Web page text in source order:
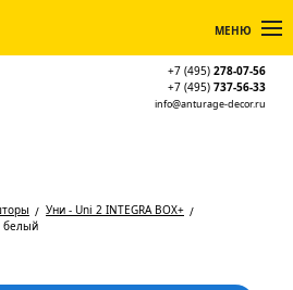
МЕНЮ
+7 (495) 278-07-56
+7 (495) 737-56-33
info@anturage-decor.ru
Уни - Uni 2 INTEGRA BOX+
белый